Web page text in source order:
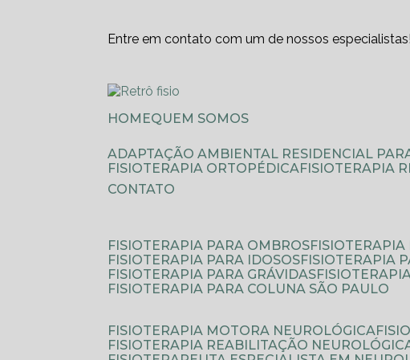
Entre em contato com um de nossos especialistas!
HOME
QUEM SOMOS
ADAPTAÇÃO AMBIENTAL RESIDENCIAL
FISIOTERAPIA ORTOPÉDICA
FISIOTERAPIA
CONTATO
FISIOTERAPIA PARA OMBROS
FISIOTERAPIA PARA IDOSOS
FISIOTERAPIA
FISIOTERAPIA PARA GRÁVIDAS
FISIOTERAPIA PARA COLUNA SÃO PAULO
FISIOTERAPIA MOTORA NEUROLÓGICA
FISIOTERAPIA REABILITAÇÃO